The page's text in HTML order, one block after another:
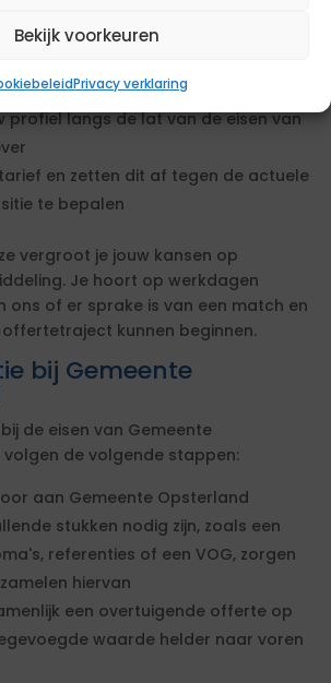
Bekijk voorkeuren
Privacy verklaring
profiel langs de lat van de eisen van
en zetten dit af tegen de actuele
te bepalen
vergroot je jouw kansen op
Je hoort op werkdagen
ons of er sprake is van een match en
kunnen beginnen.
bij Gemeente
de eisen van Gemeente
de volgende stappen:
aan Gemeente Opsterland
stukken nodig zijn, zoals een
referenties of een VOG, zorgen
hiervan
een overtuigende offerte op
waarde helder naar voren